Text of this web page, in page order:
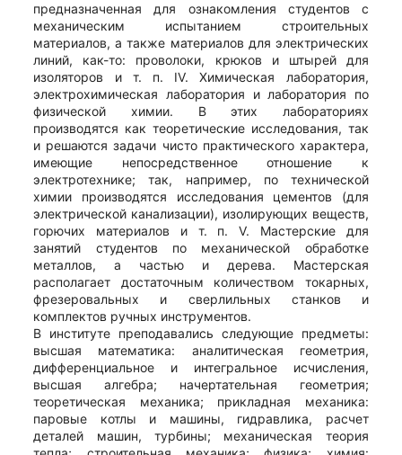
предназначенная для ознакомления студентов с
механическим испытанием строительных
материалов, а также материалов для электрических
линий, как-то: проволоки, крюков и штырей для
изоляторов и т. п. IV. Химическая лаборатория,
электрохимическая лаборатория и лаборатория по
физической химии. В этих лабораториях
производятся как теоретические исследования, так
и решаются задачи чисто практического характера,
имеющие непосредственное отношение к
электротехнике; так, например, по технической
химии производятся исследования цементов (для
электрической канализации), изолирующих веществ,
горючих материалов и т. п. V. Мастерские для
занятий студентов по механической обработке
металлов, а частью и дерева. Мастерская
располагает достаточным количеством токарных,
фрезеровальных и сверлильных станков и
комплектов ручных инструментов.
В институте преподавались следующие предметы:
высшая математика: аналитическая геометрия,
дифференциальное и интегральное исчисления,
высшая алгебра; начертательная геометрия;
теоретическая механика; прикладная механика:
паровые котлы и машины, гидравлика, расчет
деталей машин, турбины; механическая теория